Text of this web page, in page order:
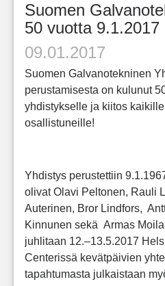
Suomen
50 vuotta 9.1.2017
09.01.2017
Suomen Galvanotekninen
perustamisesta on kulunut
yhdistykselle ja kiitos
osallistuneille!
Yhdistys perustettiin
olivat Olavi Peltonen, Rauli
Auterinen, Bror Lindfors,
Kinnunen sekä Armas
juhlitaan 12.–13.5.2017
Centerissä kevätpäivien
tapahtumasta julkaistaan